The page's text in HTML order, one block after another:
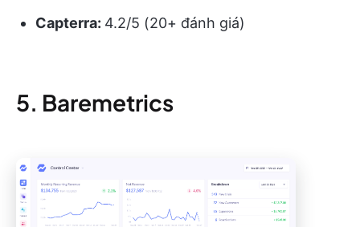
Capterra: 4.2/5 (20+ đánh giá)
5. Baremetrics